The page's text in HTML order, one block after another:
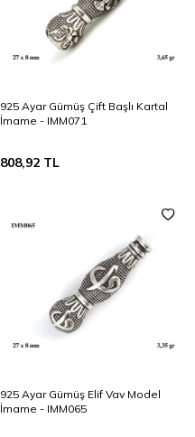
925 Ayar Gümüş Çift Başlı Kartal
İmame - IMM071
808,92 TL
925 Ayar Gümüş Elif Vav Model
İmame - IMM065